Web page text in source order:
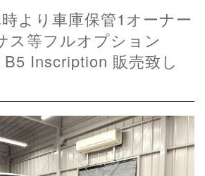
ス等フルオプション
Inscription 販売致し